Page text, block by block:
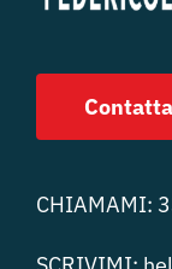
CHIAMAMI: